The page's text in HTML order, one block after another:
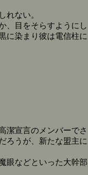
れない。
、目をそらすようにし
に染まり彼は電信柱に
潔宣言のメンバーでさ
ろうが、新たな盟主に
眼などといった大幹部